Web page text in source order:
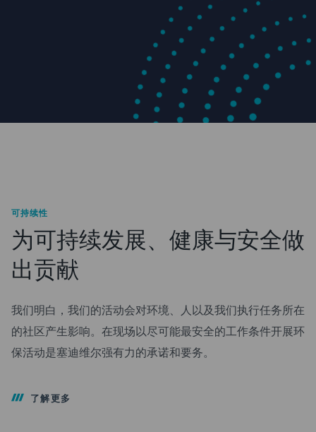
可持续性
为可持续发展、健康与安全做
出贡献
我们明白，我们的活动会对环境、人以及我们执行任务所在
的社区产生影响。在现场以尽可能最安全的工作条件开展环
保活动是塞迪维尔强有力的承诺和要务。
了解更多